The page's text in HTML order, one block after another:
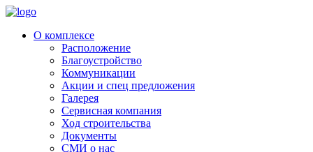
О комплексе
Расположение
Благоустройство
Коммуникации
Акции и спец предложения
Галерея
Сервисная компания
Ход строительства
Документы
СМИ о нас